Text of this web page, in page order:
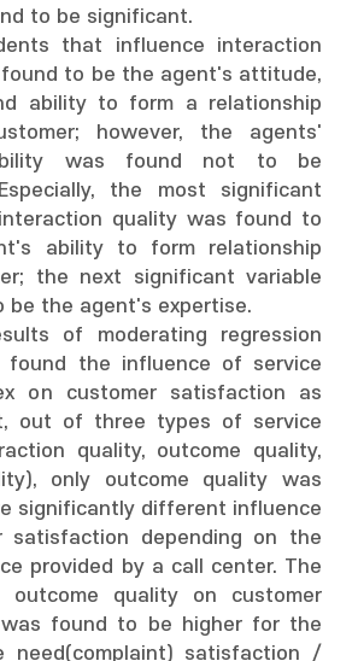
to be significant.
that influence interaction
to be the agent's attitude,
ability to form a relationship
however, the agents'
was found not to be
the most significant
quality was found to
ability to form relationship
the next significant variable
be the agent's expertise.
of moderating regression
found the influence of service
on customer satisfaction as
out of three types of service
quality, outcome quality,
only outcome quality was
significantly different influence
satisfaction depending on the
provided by a call center. The
outcome quality on customer
found to be higher for the
need(complaint) satisfaction /